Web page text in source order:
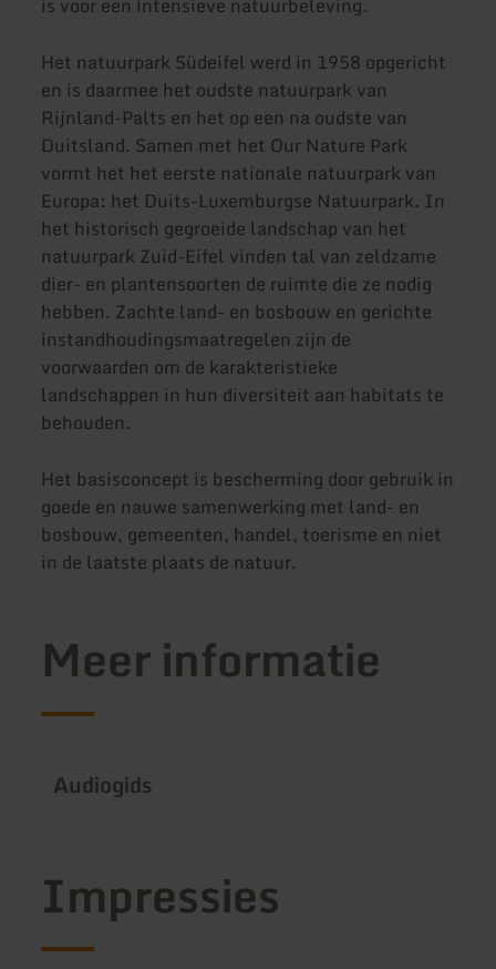
Het natuurpark Südeifel werd in 1958 opgericht
en is daarmee het oudste natuurpark van
Rijnland-Palts en het op een na oudste van
Duitsland. Samen met het Our Nature Park
vormt het het eerste nationale natuurpark van
Europa: het Duits-Luxemburgse Natuurpark. In
het historisch gegroeide landschap van het
natuurpark Zuid-Eifel vinden tal van zeldzame
dier- en plantensoorten de ruimte die ze nodig
hebben. Zachte land- en bosbouw en gerichte
instandhoudingsmaatregelen zijn de
voorwaarden om de karakteristieke
landschappen in hun diversiteit aan habitats te
behouden.
Het basisconcept is bescherming door gebruik in
goede en nauwe samenwerking met land- en
bosbouw, gemeenten, handel, toerisme en niet
in de laatste plaats de natuur.
Meer informatie
Audiogids
Impressies